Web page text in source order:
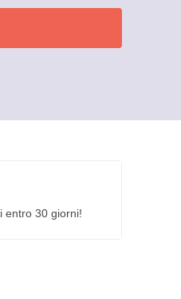
entro 30 giorni!